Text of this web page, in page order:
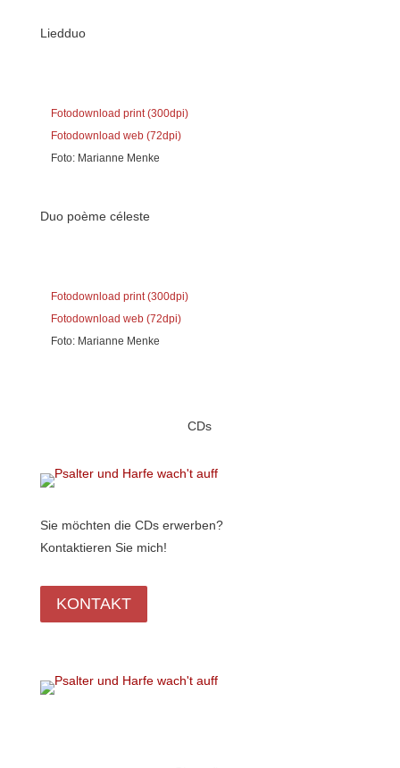
Liedduo
Fotodownload print (300dpi)
Fotodownload web (72dpi)
Foto: Marianne Menke
Duo poème céleste
Fotodownload print (300dpi)
Fotodownload web (72dpi)
Foto: Marianne Menke
CDs
Sie möchten die CDs erwerben?
Kontaktieren Sie mich!
KONTAKT